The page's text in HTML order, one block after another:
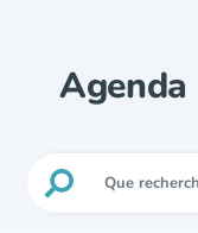
Agenda